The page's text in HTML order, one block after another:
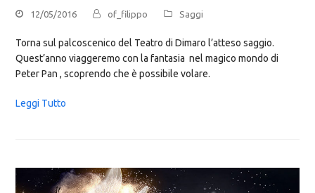
12/05/2016 of_filippo Saggi
Torna sul palcoscenico del Teatro di Dimaro l’atteso saggio.
Quest’anno viaggeremo con la fantasia nel magico mondo di
Peter Pan , scoprendo che è possibile volare.
Leggi Tutto